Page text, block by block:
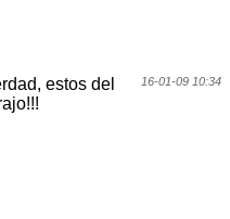
16-01-09 10:34
estos del